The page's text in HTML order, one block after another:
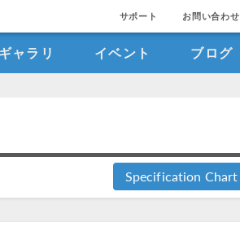
サポート お問い合わせ
ャラリ イベント ブログ
Specification Chart